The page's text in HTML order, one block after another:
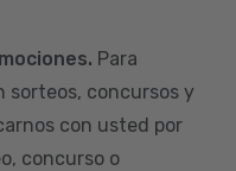
Para
concursos y
con usted por
concurso o